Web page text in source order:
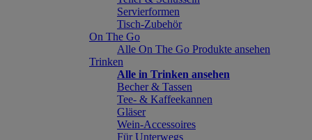
Servierformen
Tisch-Zubehör
On The Go
Alle On The Go Produkte ansehen
Trinken
Alle in Trinken ansehen
Becher & Tassen
Tee- & Kaffeekannen
Gläser
Wein-Accessoires
Für Unterwegs